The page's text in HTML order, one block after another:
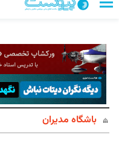
باشگاه مدیران